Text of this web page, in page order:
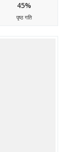
45%
पृष्ठ गति